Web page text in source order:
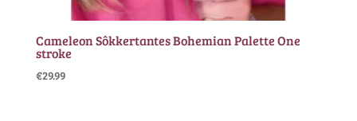
Cameleon Sôkkertantes Bohemian Palette One
stroke
€29.99